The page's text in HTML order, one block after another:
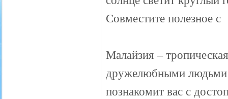
Совместите полезное
Малайзия –
дружелюбными людьми
познакомит вас с